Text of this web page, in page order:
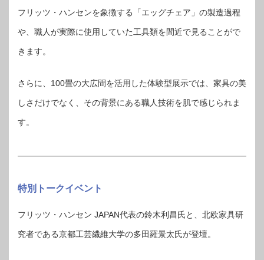
フリッツ・ハンセンを象徴する「エッグチェア」の製造過程
や、職人が実際に使用していた工具類を間近で見ることがで
きます。
さらに、100畳の大広間を活用した体験型展示では、家具の美
しさだけでなく、その背景にある職人技術を肌で感じられま
す。
特別トークイベント
フリッツ・ハンセン JAPAN代表の鈴木利昌氏と、北欧家具研
究者である京都工芸繊維大学の多田羅景太氏が登壇。